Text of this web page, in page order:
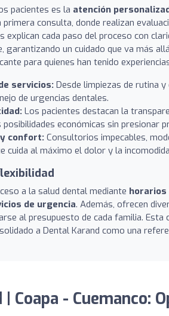
pacientes es la atención
consulta, donde realizan
cada paso del proceso con
garantizando un cuidado que va más
para quienes han tenido
servicios: Desde limpiezas de rutina
de urgencias dentales.
Los pacientes destacan la
posibilidades económicas sin presionar
confort: Consultorios impecables,
cuida al máximo el dolor y la
a la salud dental mediante
de urgencia. Además, ofrecen
al presupuesto de cada familia. Esta
a Dental Karand como una
Coapa - Cuemanco: